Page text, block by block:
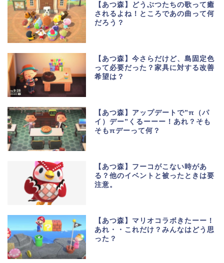
【あつ森】どうぶつたちの歌って癒
されるよね！ところであの曲って何
だろう？
【あつ森】今さらだけど、島固定色
って必要だった？家具に対する改善
希望は？
【あつ森】アップデートで”π（パ
イ）デー”くるーーー！あれ？そも
そもπデーって何？
【あつ森】フーコがこない時があ
る？他のイベントと被ったときは要
注意。
【あつ森】マリオコラボきたーー！
あれ・・これだけ？みんなはどう思
った？